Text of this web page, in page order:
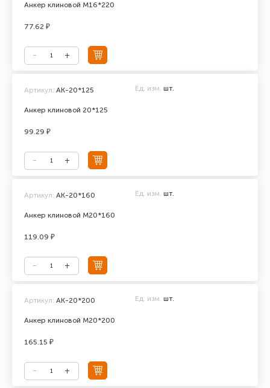
Анкер клиновой М16*220
77.62 ₽
Анкер клиновой 20*125
Артикул: АК-20*125 Ед. изм. шт.
99.29 ₽
Анкер клиновой М20*160
Артикул: АК-20*160 Ед. изм. шт.
119.09 ₽
Анкер клиновой М20*200
Артикул: АК-20*200 Ед. изм. шт.
165.15 ₽